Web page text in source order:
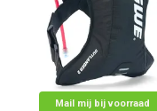
Mail mij bij voorraad